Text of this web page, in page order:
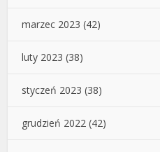
marzec 2023 (42)
luty 2023 (38)
styczeń 2023 (38)
grudzień 2022 (42)